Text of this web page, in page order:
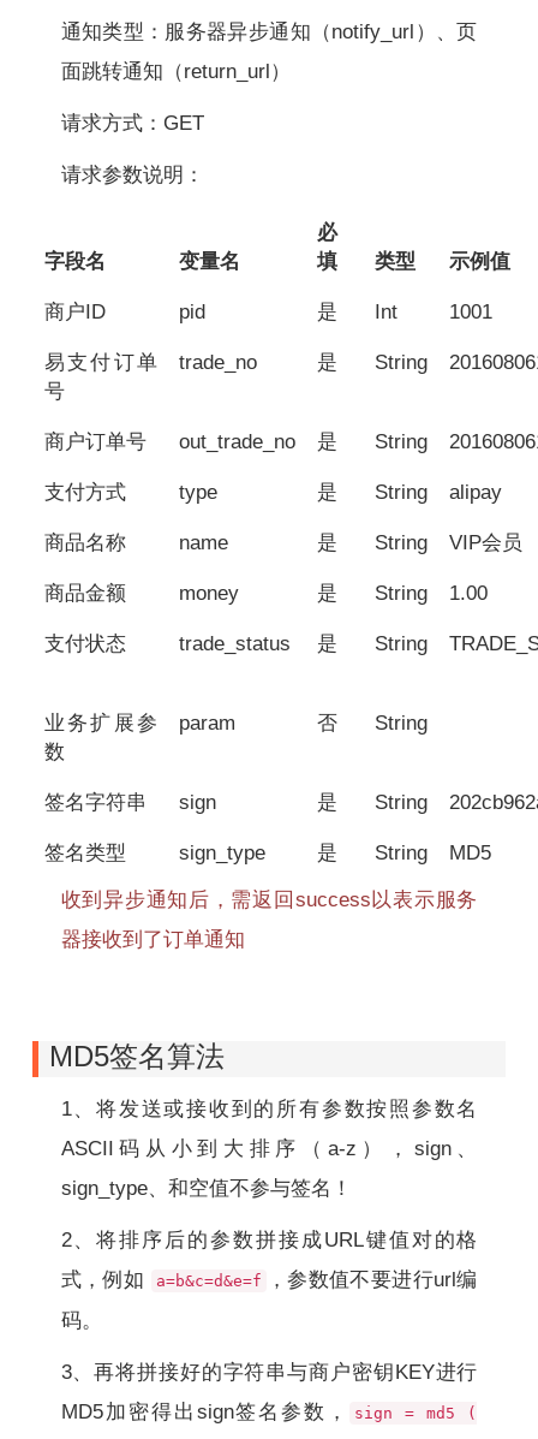
通知类型：服务器异步通知（notify_url）、页
面跳转通知（return_url）
请求方式：GET
请求参数说明：
字段名 变量名
必
填
类型 示例值
商户ID pid 是 Int 1001
易支付订单
号
trade_no 是 String
商户订单号 out_trade_no 是 String
支付方式 type 是 String alipay
商品名称 name 是 String VIP会员
商品金额 money 是 String 1.00
支付状态 trade_status 是 String
业务扩展参
数
param 否 String
签名字符串 sign 是 String
签名类型 sign_type 是 String MD5
收到异步通知后，需返回success以表示服务
器接收到了订单通知
MD5签名算法
1、将发送或接收到的所有参数按照参数名
ASCII码从小到大排序（a-z），sign、
sign_type、和空值不参与签名！
2、将排序后的参数拼接成URL键值对的格
式，例如
a=b&c=d&e=f
，参数值不要进行url编
码。
3、再将拼接好的字符串与商户密钥KEY进行
MD5加密得出sign签名参数，
sign = md5 (